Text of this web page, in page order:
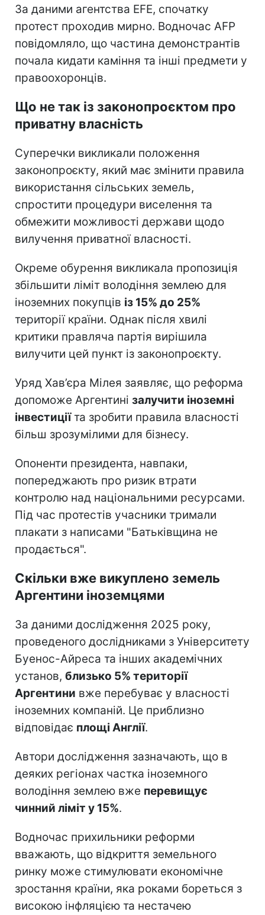
За даними агентства EFE, спочатку
протест проходив мирно. Водночас AFP
повідомляло, що частина демонстрантів
почала кидати каміння та інші предмети у
правоохоронців.
Що не так із законопроєктом про
приватну власність
Суперечки викликали положення
законопроєкту, який має змінити правила
використання сільських земель,
спростити процедури виселення та
обмежити можливості держави щодо
вилучення приватної власності.
Окреме обурення викликала пропозиція
збільшити ліміт володіння землею для
іноземних покупців із 15% до 25%
території країни. Однак після хвилі
критики правляча партія вирішила
вилучити цей пункт із законопроєкту.
Уряд Хав’єра Мілея заявляє, що реформа
допоможе Аргентині залучити іноземні
інвестиціїта зробити правила власності
більш зрозумілими для бізнесу.
Опоненти президента, навпаки,
попереджають про ризик втрати
контролю над національними ресурсами.
Під час протестів учасники тримали
плакати з написами "Батьківщина не
продається".
Скільки вже викуплено земель
Аргентини іноземцями
За даними дослідження 2025 року,
проведеного дослідниками з Університету
Буенос-Айреса та інших академічних
установ, близько 5% території
Аргентини вже перебуває у власності
іноземних компаній. Це приблизно
відповідає площі Англії.
Автори дослідження зазначають, що в
деяких регіонах частка іноземного
володіння землею вже перевищує
чинний ліміт у 15%.
Водночас прихильники реформи
вважають, що відкриття земельного
ринку може стимулювати економічне
зростання країни, яка роками бореться з
високою інфляцією та нестачею